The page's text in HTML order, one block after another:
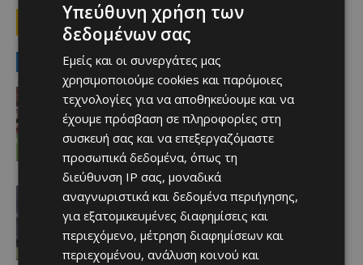
3
MUST READ
Αθλητικά
Έχασε στο φινάλε… Άξιζε το “διπλό”
η Πάφος
Afentiko - 06/08/2026
H σύνοψη του Μάρτινς για το φιλικό
με τον Ατρόμητο (ΒΙΝΤΕΟ)
Afentiko - 06/08/2026
Υπεύθυνη χρήση των
δεδομένων σας
Εμείς και οι συνεργάτες μας
χρησιμοποιούμε cookies και παρόμοιες
τεχνολογίες για να αποθηκεύουμε και να
έχουμε πρόσβαση σε πληροφορίες στη
συσκευή σας και να επεξεργαζόμαστε
προσωπικά δεδομένα, όπως τη
διεύθυνση IP σας, μοναδικά
αναγνωριστικά και δεδομένα περιήγησης,
για εξατομικευμένες διαφημίσεις και
περιεχόμενο, μέτρηση διαφημίσεων και
περιεχομένου, ανάλυση κοινού και